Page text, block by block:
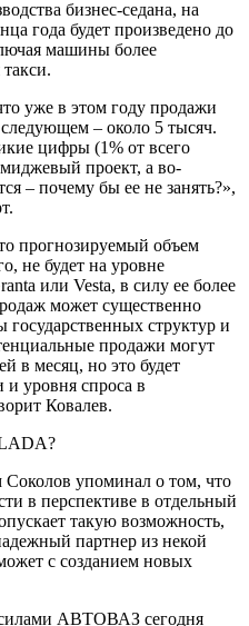
бизнес-седана, на
года будет произведено до
машины более
уже в этом году продажи
– около 5 тысяч.
цифры (1% от всего
проект, а во-
– почему бы ее не занять?»,
прогнозируемый объем
не будет на уровне
или Vesta, в силу ее более
может существенно
государственных структур и
продажи могут
в месяц, но это будет
и уровня спроса в
Ковалев.
упоминал о том, что
в перспективе в отдельный
такую возможность,
партнер из некой
с созданием новых
АВТОВАЗ сегодня